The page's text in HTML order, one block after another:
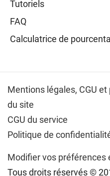
Tutoriels
FAQ
Calculatrice de
Mentions légales, CGU
du site
CGU du service
Politique de
Modifier vos préférences
Tous droits réservés ©